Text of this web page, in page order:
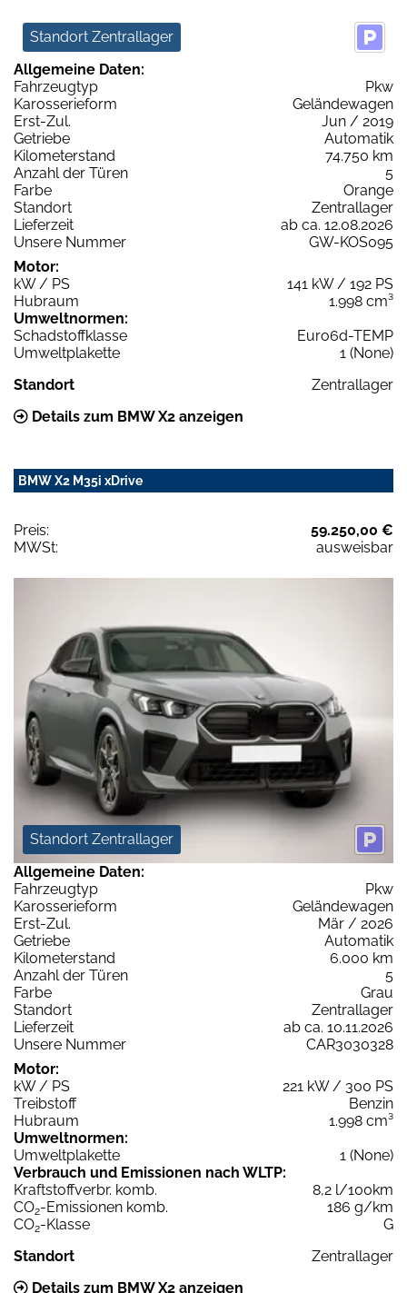
Standort Zentrallager
Allgemeine Daten:
Fahrzeugtyp
Pkw
Karosserieform
Geländewagen
Erst-Zul.
Jun / 2019
Getriebe
Automatik
Kilometerstand
74.750 km
Anzahl der Türen
5
Farbe
Orange
Standort
Zentrallager
Lieferzeit
ab ca. 12.08.2026
Unsere Nummer
GW-KOS095
Motor:
kW / PS
141 kW / 192 PS
Hubraum
1.998 cm³
Umweltnormen:
Schadstoffklasse
Euro6d-TEMP
Umweltplakette
1 (None)
Standort
Zentrallager
Details zum BMW X2 anzeigen
BMW X2 M35i xDrive
Preis:
59.250,00 €
MWSt:
ausweisbar
Standort Zentrallager
Allgemeine Daten:
Fahrzeugtyp
Pkw
Karosserieform
Geländewagen
Erst-Zul.
Mär / 2026
Getriebe
Automatik
Kilometerstand
6.000 km
Anzahl der Türen
5
Farbe
Grau
Standort
Zentrallager
Lieferzeit
ab ca. 10.11.2026
Unsere Nummer
CAR3030328
Motor:
kW / PS
221 kW / 300 PS
Treibstoff
Benzin
Hubraum
1.998 cm³
Umweltnormen:
Umweltplakette
1 (None)
Verbrauch und Emissionen nach WLTP:
Kraftstoffverbr. komb.
8,2 l/100km
CO2-Emissionen komb.
186 g/km
CO2-Klasse
G
Standort
Zentrallager
Details zum BMW X2 anzeigen